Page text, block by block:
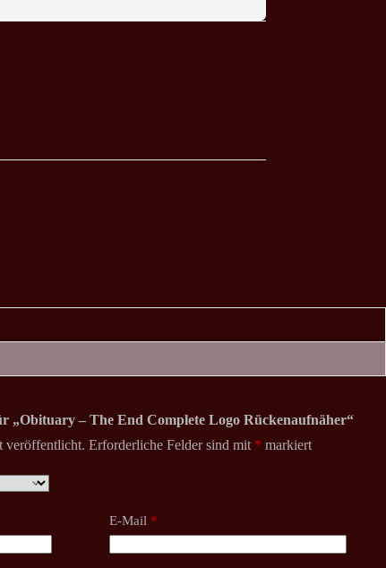
„Obituary – The End Complete Logo Rückenaufnäher“
veröffentlicht. Erforderliche Felder sind mit * markiert
E-Mail *